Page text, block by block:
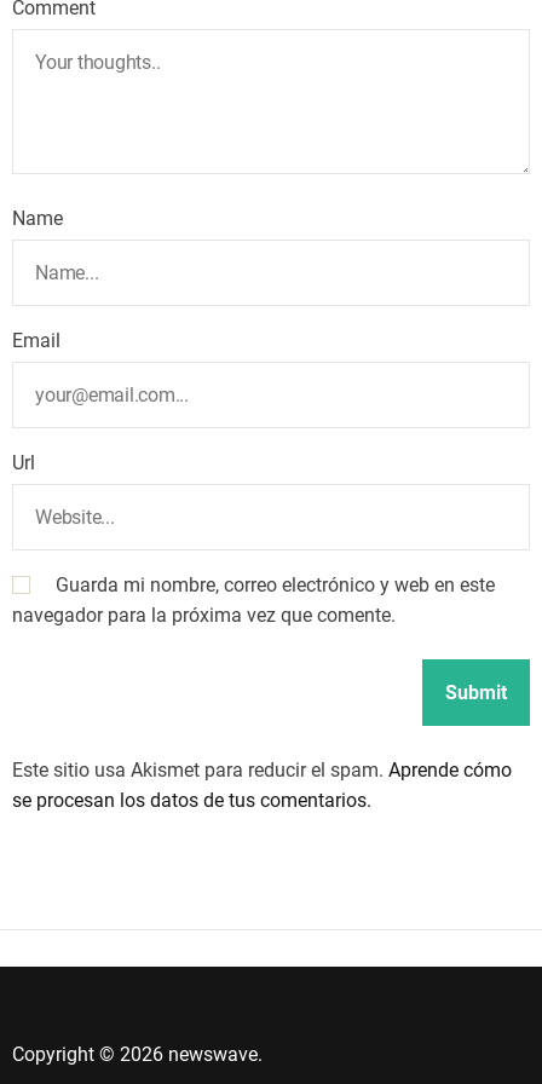
Comment
Name
Email
Url
Guarda mi nombre, correo electrónico y web en este
navegador para la próxima vez que comente.
Este sitio usa Akismet para reducir el spam. Aprende cómo
se procesan los datos de tus comentarios.
Copyright © 2026 newswave.